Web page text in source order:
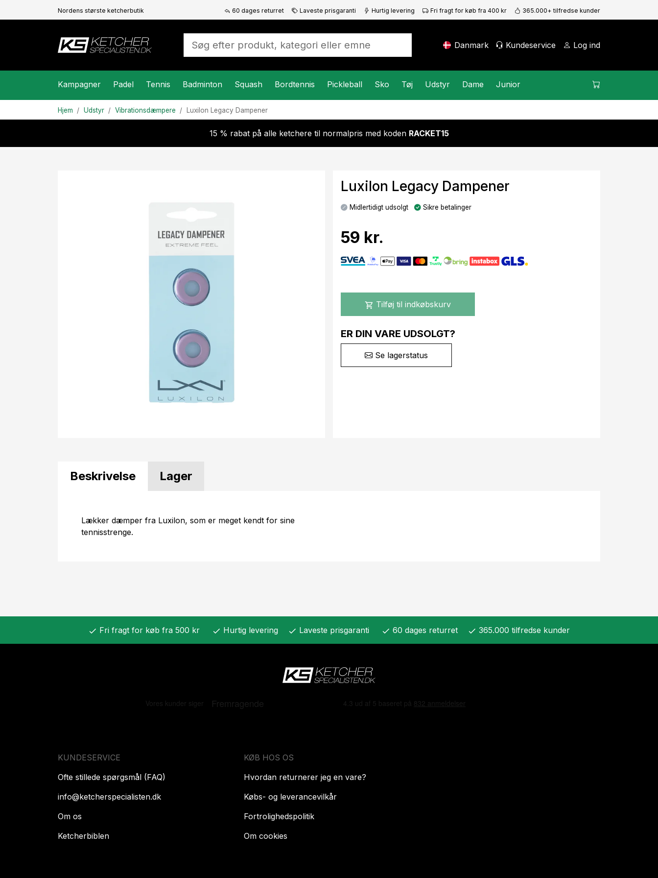
Nordens største ketcherbutik 60 dages returret Laveste prisgaranti Hurtig levering Fri fragt for køb fra 400 kr 365.000+ tilfredse kunder
Danmark Kundeservice Log ind
Kampagner Padel Tennis Badminton Squash Bordtennis Pickleball Sko Tøj Udstyr Dame Junior
Hjem Udstyr Vibrationsdæmpere Luxilon Legacy Dampener
15 % rabat på alle ketchere til normalpris med koden RACKET15
Luxilon Legacy Dampener
Midlertidigt udsolgt Sikre betalinger
59 kr.
shopping_cart Tilføj til indkøbskurv
ER DIN VARE UDSOLGT?
Se lagerstatus
Beskrivelse Lager
Lækker dæmper fra Luxilon, som er meget kendt for sine
tennisstrenge.
check Fri fragt for køb fra 500 kr check Hurtig levering check Laveste prisgaranti check 60 dages returret check 365.000 tilfredse kunder
KUNDESERVICE
Ofte stillede spørgsmål (FAQ)
info@ketcherspecialisten.dk
Om os
Ketcherbiblen
KØB HOS OS
Hvordan returnerer jeg en vare?
Købs- og leverancevilkår
Fortrolighedspolitik
Om cookies